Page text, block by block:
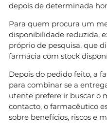
depois de determinada
Para quem procura um
disponibilidade reduzida,
próprio de pesquisa, que
farmácia com stock
Depois do pedido feito, a
para combinar se a
utente prefere ir buscar o
contacto, o farmacêutico
sobre benefícios, riscos e